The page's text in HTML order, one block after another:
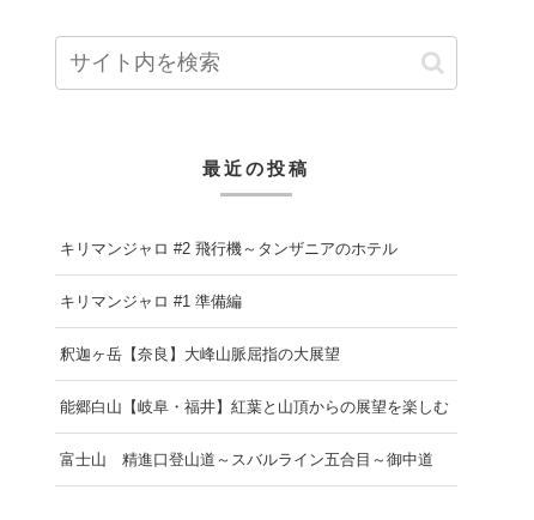
最近の投稿
キリマンジャロ #2 飛行機～タンザニアのホテル
キリマンジャロ #1 準備編
釈迦ヶ岳【奈良】大峰山脈屈指の大展望
能郷白山【岐阜・福井】紅葉と山頂からの展望を楽しむ
富士山 精進口登山道～スバルライン五合目～御中道